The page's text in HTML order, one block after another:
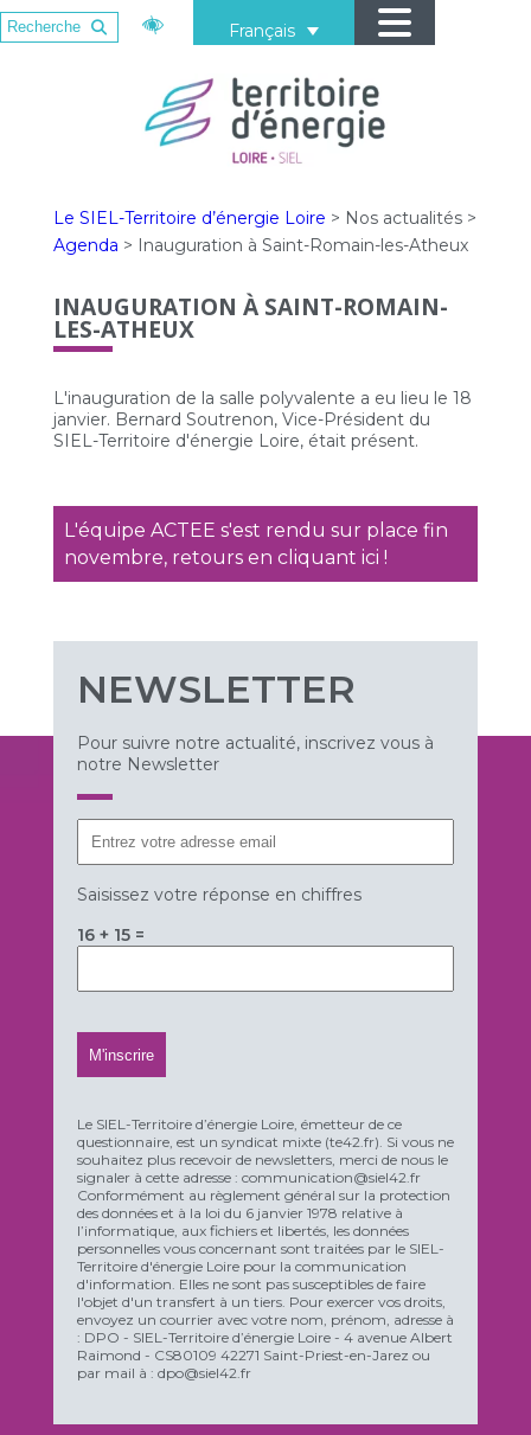
Français
Le SIEL-Territoire d’énergie Loire > Nos actualités>
Agenda > Inauguration à Saint-Romain-les-Atheux
INAUGURATION À SAINT-ROMAIN-
LES-ATHEUX
L'inauguration de la salle polyvalente a eu lieu le 18
janvier. Bernard Soutrenon, Vice-Président du
SIEL-Territoire d'énergie Loire, était présent.
L'équipe ACTEE s'est rendu sur place fin
novembre, retours en cliquant ici !
NEWSLETTER
Pour suivre notre actualité, inscrivez vous à
notre Newsletter
Saisissez votre réponse en chiffres
16 + 15 =
Le SIEL-Territoire d’énergie Loire, émetteur de ce
questionnaire, est un syndicat mixte (te42.fr). Si vous ne
souhaitez plus recevoir de newsletters, merci de nous le
signaler à cette adresse : communication@siel42.fr
Conformément au règlement général sur la protection
des données et à la loi du 6 janvier 1978 relative à
l’informatique, aux fichiers et libertés, les données
personnelles vous concernant sont traitées par le SIEL-
Territoire d'énergie Loire pour la communication
d'information. Elles ne sont pas susceptibles de faire
l'objet d'un transfert à un tiers. Pour exercer vos droits,
envoyez un courrier avec votre nom, prénom, adresse à
: DPO - SIEL-Territoire d’énergie Loire - 4 avenue Albert
Raimond - CS80109 42271 Saint-Priest-en-Jarez ou
par mail à : dpo@siel42.fr